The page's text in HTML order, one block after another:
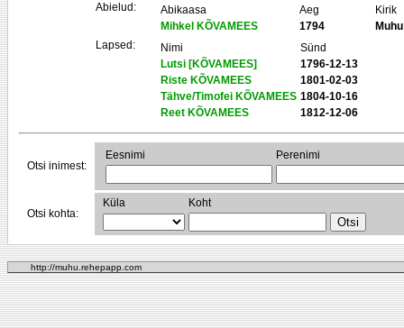
Abielud: Abikaasa Aeg
Kirik
Mihkel KÕVAMEES
1794
Muhu
Lapsed:
Nimi
Sünd
Lutsi [KÕVAMEES]
1796-12-13
Riste KÕVAMEES
1801-02-03
Tähve/Timofei KÕVAMEES 1804-10-16
Reet KÕVAMEES
1812-12-06
Otsi inimest:
Eesnimi Perenimi
Otsi kohta:
Küla Koht
http://muhu.rehepapp.com